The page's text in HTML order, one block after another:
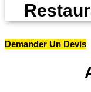
Demander Un Devis